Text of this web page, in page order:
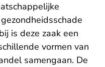
is deze zaak een
vormen van
samengaan. De